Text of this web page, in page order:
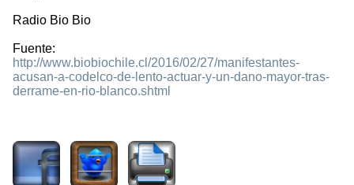
Radio Bio Bio
Fuente:
http://www.biobiochile.cl/2016/02/27/manifestantes-
acusan-a-codelco-de-lento-actuar-y-un-dano-mayor-tras-
derrame-en-rio-blanco.shtml